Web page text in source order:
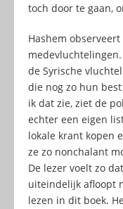
toch door te gaan,
Hashem
de Syrische
die nog zo hun
ik dat zie, ziet de
echter een eigen
lokale krant kopen
ze zo nonchalant
De lezer voelt zo
uiteindelijk afloopt
lezen in dit boek.